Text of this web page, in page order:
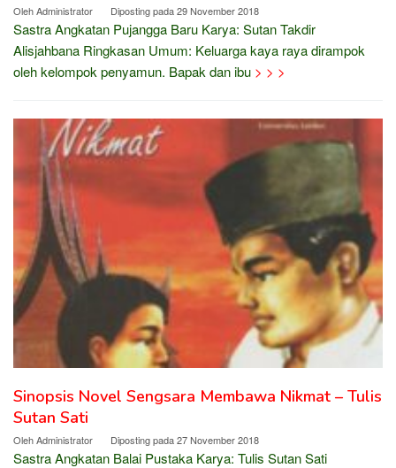
OlehAdministrator Diposting pada29 November 2018
Sastra Angkatan Pujangga Baru Karya: Sutan Takdir
Alisjahbana Ringkasan Umum: Keluarga kaya raya dirampok
oleh kelompok penyamun. Bapak dan ibu > > >
Sinopsis Novel Sengsara Membawa Nikmat – Tulis
Sutan Sati
OlehAdministrator Diposting pada27 November 2018
Sastra Angkatan Balai Pustaka Karya: Tulis Sutan Sati